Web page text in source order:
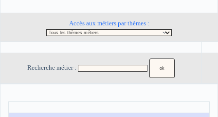
Accès aux métiers par thèmes :
Recherche métier :